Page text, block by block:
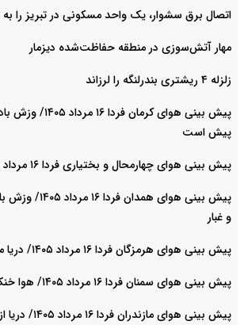
اتصال برق سشوار، یک واحد مسکونی در تبریز را
مهار آتش‌سوزی در منطقه حفاظت‌شده دیزمار
زلزله ۴ ریشتری بندرلنگه را لرزاند
پیش بینی هوای کرمان
پیش است
پیش بینی هوای چهارمحال و بختیاری فردا ۱۶ مرداد ۱۴۰۵/ گرما ادامه دارد
پیش بینی هوای
و غبار
پیش بینی هوای هرمزگان فردا ۱۶ مرداد ۱۴۰۵/ دریا متلاطم می‌شود
پیش بینی هوای سمنان فردا ۱۶ مرداد ۱۴۰۵/ هوا خنک‌تر می‌شود
پیش بینی هوای مازندران فردا ۱۶ مرداد ۱۴۰۵/ دریا از امشب مواج می‌شود